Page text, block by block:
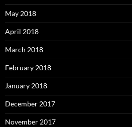
May 2018
April 2018
March 2018
February 2018
January 2018
December 2017
November 2017